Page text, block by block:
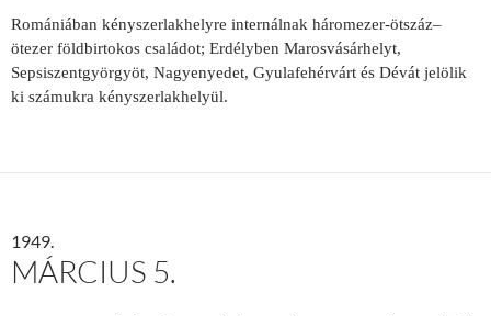
Romániában kényszerlakhelyre internálnak háromezer-ötszáz–
ötezer földbirtokos családot; Erdélyben Marosvásárhelyt,
Sepsiszentgyörgyöt, Nagyenyedet, Gyulafehérvárt és Dévát jelölik
ki számukra kényszerlakhelyül.
1949.
MÁRCIUS 5.